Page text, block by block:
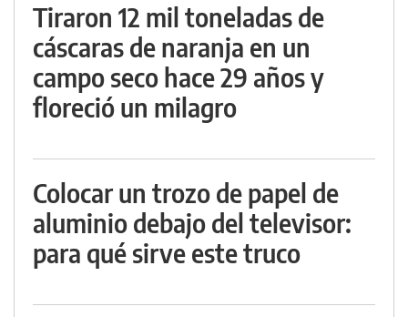
Tiraron 12 mil toneladas de
cáscaras de naranja en un
campo seco hace 29 años y
floreció un milagro
Colocar un trozo de papel de
aluminio debajo del televisor:
para qué sirve este truco